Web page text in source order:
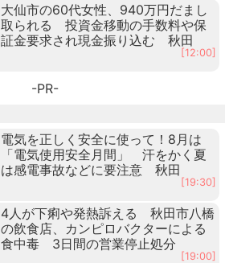
大仙市の60代女性、940万円だまし
取られる 投資金移動の手数料や保
証金要求され現金振り込む 秋田
[12:00]
-PR-
電気を正しく安全に使って！8月は
「電気使用安全月間」 汗をかく夏
は感電事故などに要注意 秋田
[19:30]
4人が下痢や発熱訴える 秋田市八橋
の飲食店、カンピロバクターによる
食中毒 3日間の営業停止処分
[19:00]